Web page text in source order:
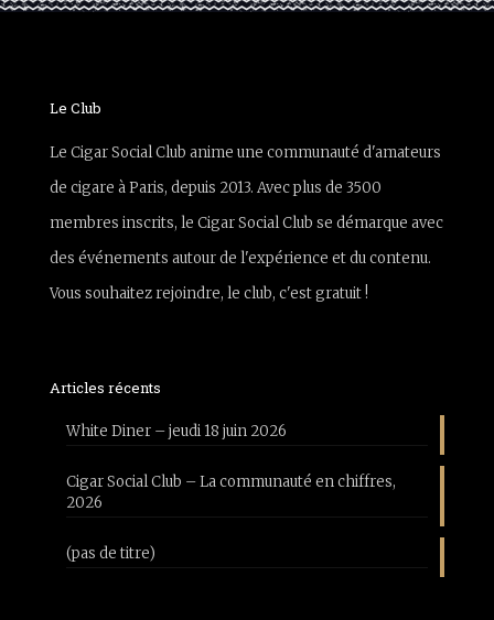
Le Club
Le Cigar Social Club anime une communauté d'amateurs
de cigare à Paris, depuis 2013. Avec plus de 3500
membres inscrits, le Cigar Social Club se démarque avec
des événements autour de l'expérience et du contenu.
Vous souhaitez rejoindre, le club, c'est gratuit !
Articles récents
White Diner – jeudi 18 juin 2026
Cigar Social Club – La communauté en chiffres,
2026
(pas de titre)